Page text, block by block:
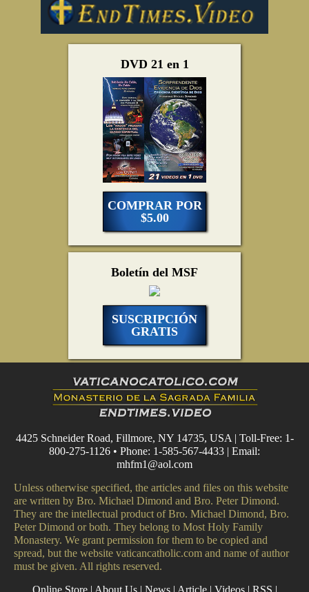
DVD 21 en 1
COMPRAR POR
$5.00
Boletín del MSF
SUSCRIPCIÓN
GRATIS
4425 Schneider Road, Fillmore, NY 14735, USA | Toll-Free: 1-
800-275-1126 • Phone: 1-585-567-4433 | Email:
mhfm1@aol.com
Unless otherwise specified, the articles and files on this website
are written by Bro. Michael Dimond and Bro. Peter Dimond.
They are the intellectual product of Bro. Michael Dimond, Bro.
Peter Dimond or both. They belong to Most Holy Family
Monastery. We grant permission for them to be copied and
spread, but the website vaticancatholic.com and name of author
must be given. All rights reserved.
Online Store| About Us| News| Article| Videos| RSS |